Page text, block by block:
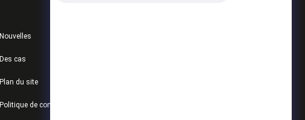
Bagues noires
Nouvelles
Des cas
Plan du site